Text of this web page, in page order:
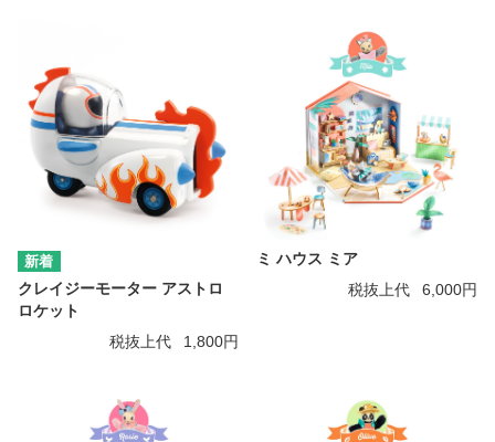
クレイジーモーター アストロ
ロケット
税抜上代
1,800円
ミ ハウス ミア
税抜上代
6,000円